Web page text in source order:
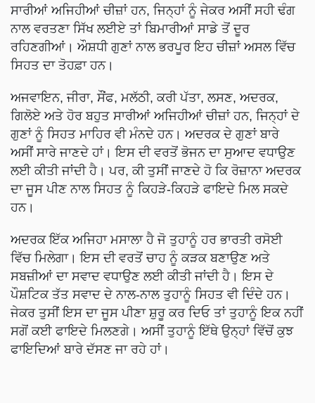
ਸਾਰੀਆਂ ਅਜਿਹੀਆਂ ਚੀਜ਼ਾਂ ਹਨ, ਜਿਨ੍ਹਾਂ ਨੂੰ ਜੇਕਰ ਅਸੀਂ ਸਹੀ ਢੰਗ
ਨਾਲ ਵਰਤਣਾ ਸਿੱਖ ਲਈਏ ਤਾਂ ਬਿਮਾਰੀਆਂ ਸਾਡੇ ਤੋਂ ਦੂਰ
ਰਹਿਣਗੀਆਂ। ਔਸ਼ਧੀ ਗੁਣਾਂ ਨਾਲ ਭਰਪੂਰ ਇਹ ਚੀਜ਼ਾਂ ਅਸਲ ਵਿੱਚ
ਸਿਹਤ ਦਾ ਤੋਹਫ਼ਾ ਹਨ।
ਅਜਵਾਇਨ, ਜੀਰਾ, ਸੌਂਫ, ਮਲੱਠੀ, ਕਰੀ ਪੱਤਾ, ਲਸਣ, ਅਦਰਕ,
ਗਿਲੋਏ ਅਤੇ ਹੋਰ ਬਹੁਤ ਸਾਰੀਆਂ ਅਜਿਹੀਆਂ ਚੀਜ਼ਾਂ ਹਨ, ਜਿਨ੍ਹਾਂ ਦੇ
ਗੁਣਾਂ ਨੂੰ ਸਿਹਤ ਮਾਹਿਰ ਵੀ ਮੰਨਦੇ ਹਨ। ਅਦਰਕ ਦੇ ਗੁਣਾਂ ਬਾਰੇ
ਅਸੀਂ ਸਾਰੇ ਜਾਣਦੇ ਹਾਂ। ਇਸ ਦੀ ਵਰਤੋਂ ਭੋਜਨ ਦਾ ਸੁਆਦ ਵਧਾਉਣ
ਲਈ ਕੀਤੀ ਜਾਂਦੀ ਹੈ। ਪਰ, ਕੀ ਤੁਸੀਂ ਜਾਣਦੇ ਹੋ ਕਿ ਰੋਜ਼ਾਨਾ ਅਦਰਕ
ਦਾ ਜੂਸ ਪੀਣ ਨਾਲ ਸਿਹਤ ਨੂੰ ਕਿਹੜੇ-ਕਿਹੜੇ ਫਾਇਦੇ ਮਿਲ ਸਕਦੇ
ਹਨ।
ਅਦਰਕ ਇੱਕ ਅਜਿਹਾ ਮਸਾਲਾ ਹੈ ਜੋ ਤੁਹਾਨੂੰ ਹਰ ਭਾਰਤੀ ਰਸੋਈ
ਵਿੱਚ ਮਿਲੇਗਾ। ਇਸ ਦੀ ਵਰਤੋਂ ਚਾਹ ਨੂੰ ਕੜਕ ਬਣਾਉਣ ਅਤੇ
ਸਬਜ਼ੀਆਂ ਦਾ ਸਵਾਦ ਵਧਾਉਣ ਲਈ ਕੀਤੀ ਜਾਂਦੀ ਹੈ। ਇਸ ਦੇ
ਪੌਸ਼ਟਿਕ ਤੱਤ ਸਵਾਦ ਦੇ ਨਾਲ-ਨਾਲ ਤੁਹਾਨੂੰ ਸਿਹਤ ਵੀ ਦਿੰਦੇ ਹਨ।
ਜੇਕਰ ਤੁਸੀਂ ਇਸ ਦਾ ਜੂਸ ਪੀਣਾ ਸ਼ੁਰੂ ਕਰ ਦਿਓ ਤਾਂ ਤੁਹਾਨੂੰ ਇਕ ਨਹੀਂ
ਸਗੋਂ ਕਈ ਫਾਇਦੇ ਮਿਲਣਗੇ। ਅਸੀਂ ਤੁਹਾਨੂੰ ਇੱਥੇ ਉਨ੍ਹਾਂ ਵਿੱਚੋਂ ਕੁਝ
ਫਾਇਦਿਆਂ ਬਾਰੇ ਦੱਸਣ ਜਾ ਰਹੇ ਹਾਂ।